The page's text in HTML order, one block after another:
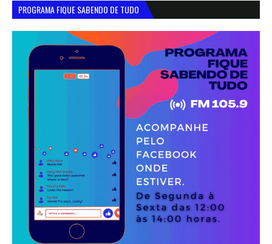
PROGRAMA FIQUE SABENDO DE TUDO